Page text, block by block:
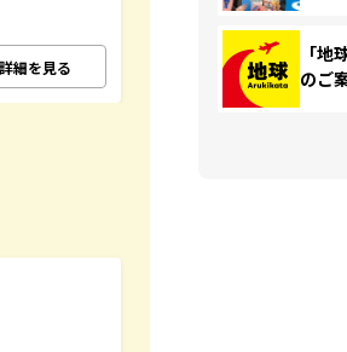
詳細を見る
「
のご